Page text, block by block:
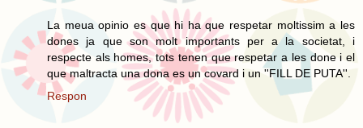
La meua opinio es que hi ha que respetar moltissim a les
dones ja que son molt importants per a la societat, i
respecte als homes, tots tenen que respetar a les done i el
que maltracta una dona es un covard i un ''FILL DE PUTA''.
Respon